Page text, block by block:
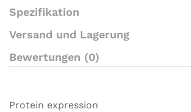
Spezifikation
Versand und Lagerung
Bewertungen (0)
Protein expression